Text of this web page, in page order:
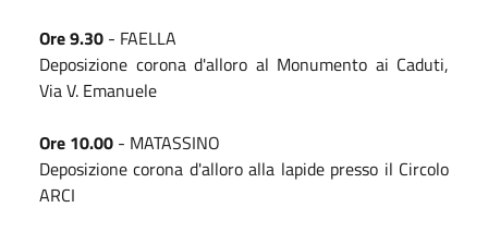
Ore 9.30 - FAELLA
Deposizione corona d'alloro al Monumento ai Caduti,
Via V. Emanuele
Ore 10.00 - MATASSINO
Deposizione corona d'alloro alla lapide presso il Circolo
ARCI